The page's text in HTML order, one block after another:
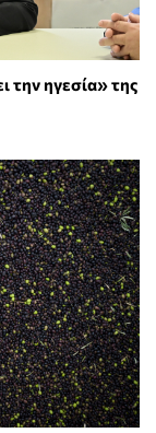
την ηγεσία» της